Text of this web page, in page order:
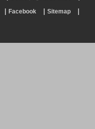
Facebook Sitemap